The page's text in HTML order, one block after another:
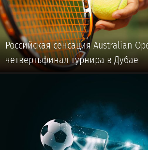
Российская сенсация Australian
четвертьфинал турнира в Дубае
🥎 #ТЕННИС